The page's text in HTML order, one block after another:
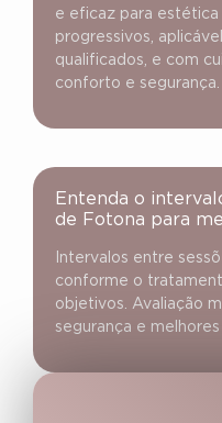
e eficaz para estética
progressivos,
qualificados, e com
conforto e segurança.
Entenda o
de Fotona para
Intervalos entre
conforme o
objetivos. Avaliação
segurança e